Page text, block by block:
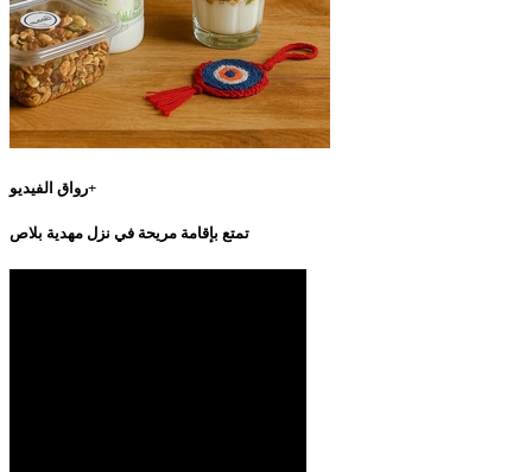
رواق الفيديو+
تمتع بإقامة مريحة في نزل مهدية بلاص